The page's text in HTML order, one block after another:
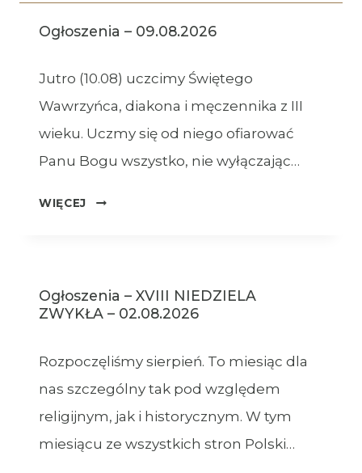
Ogłoszenia – 09.08.2026
Jutro (10.08) uczcimy Świętego
Wawrzyńca, diakona i męczennika z III
wieku. Uczmy się od niego ofiarować
Panu Bogu wszystko, nie wyłączając…
WIĘCEJ
OGŁOSZENIA
Ogłoszenia – XVIII NIEDZIELA
ZWYKŁA – 02.08.2026
Rozpoczęliśmy sierpień. To miesiąc dla
nas szczególny tak pod względem
religijnym, jak i historycznym. W tym
miesiącu ze wszystkich stron Polski…